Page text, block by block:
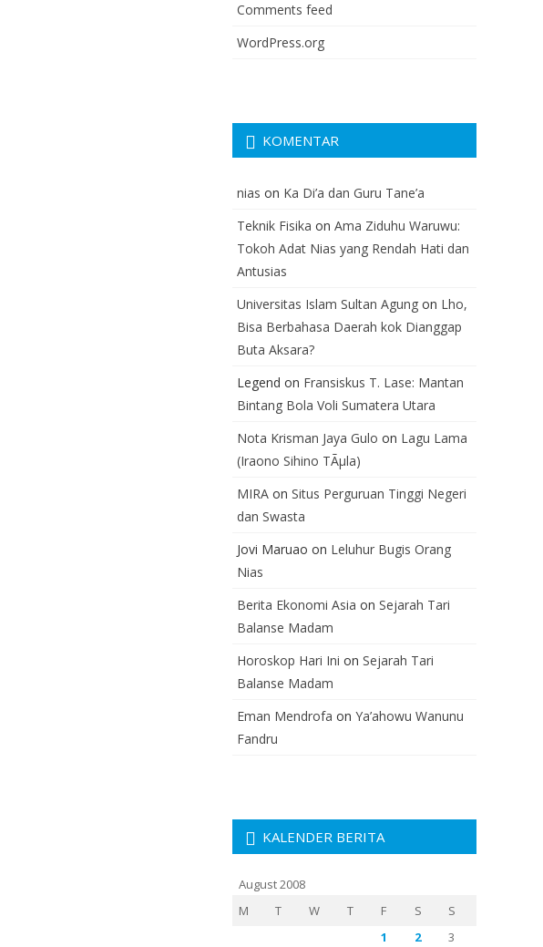
Comments feed
WordPress.org
KOMENTAR
nias on Ka Di’a dan Guru Tane’a
Teknik Fisika on Ama Ziduhu Waruwu:
Tokoh Adat Nias yang Rendah Hati dan
Antusias
Universitas Islam Sultan Agung on Lho,
Bisa Berbahasa Daerah kok Dianggap
Buta Aksara?
Legend on Fransiskus T. Lase: Mantan
Bintang Bola Voli Sumatera Utara
Nota Krisman Jaya Gulo on Lagu Lama
(Iraono Sihino TÃµla)
MIRA on Situs Perguruan Tinggi Negeri
dan Swasta
Jovi Maruao on Leluhur Bugis Orang
Nias
Berita Ekonomi Asia on Sejarah Tari
Balanse Madam
Horoskop Hari Ini on Sejarah Tari
Balanse Madam
Eman Mendrofa on Ya’ahowu Wanunu
Fandru
KALENDER BERITA
August 2008
M
T W T F S
S
1
2 3